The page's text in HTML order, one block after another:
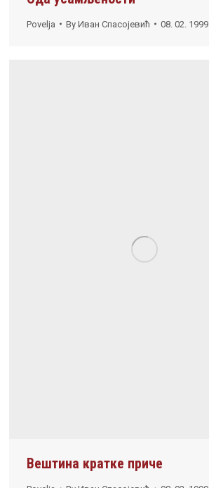
Povelja By Иван Спасојевић 08. 02. 1999.
Вештина кратке приче